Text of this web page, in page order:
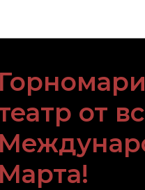
от
Марта!